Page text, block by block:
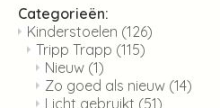
Categorieën:
Kinderstoelen (126)
Tripp Trapp (115)
Nieuw (1)
Zo goed als nieuw (14)
Licht gebruikt (51)